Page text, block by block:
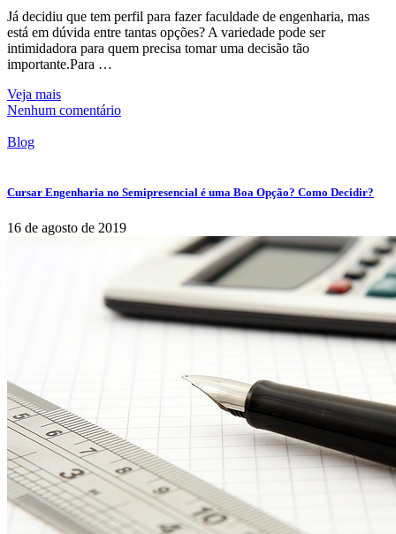
Já decidiu que tem perfil para fazer faculdade de engenharia, mas
está em dúvida entre tantas opções? A variedade pode ser
intimidadora para quem precisa tomar uma decisão tão
importante.Para …
Veja mais
Nenhum comentário
Blog
Cursar Engenharia no Semipresencial é uma Boa Opção? Como Decidir?
16 de agosto de 2019